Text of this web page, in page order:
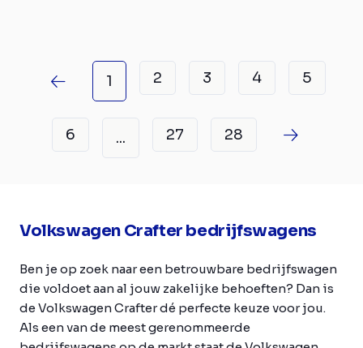
1 2 3 4 5
6 ... 27 28
Volkswagen Crafter bedrijfswagens
Ben je op zoek naar een betrouwbare bedrijfswagen
die voldoet aan al jouw zakelijke behoeften? Dan is
de Volkswagen Crafter dé perfecte keuze voor jou.
Als een van de meest gerenommeerde